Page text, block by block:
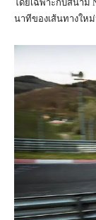
โดยเฉพาะกับสนาม
นาทีของเส้นทางให